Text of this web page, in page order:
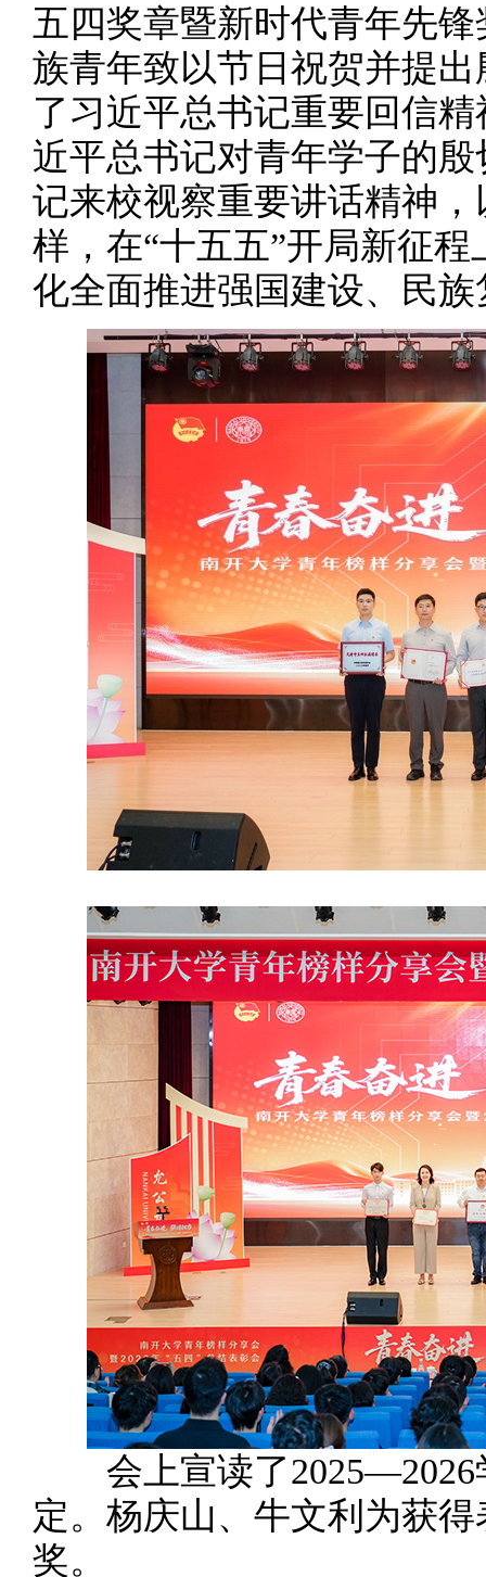
五四奖章暨新时代青年先
族青年致以节日祝贺并提
了习近平总书记重要回信
近平总书记对青年学子的
记来校视察重要讲话精神
样，在“十五五”开局新征
化全面推进强国建设、民
会上宣读了2025—2026
定。杨庆山、牛文利为获
奖。